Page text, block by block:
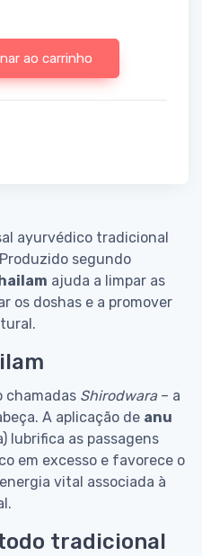
Anu Thailam, 10ml
ao carrinho
ayurvédico tradicional
segundo
ajuda a limpar as
os doshas e a promover
chamadas Shirodwara– a
A aplicação de anu
lubrifica as passagens
em excesso e favorece o
vital associada à
tradicional